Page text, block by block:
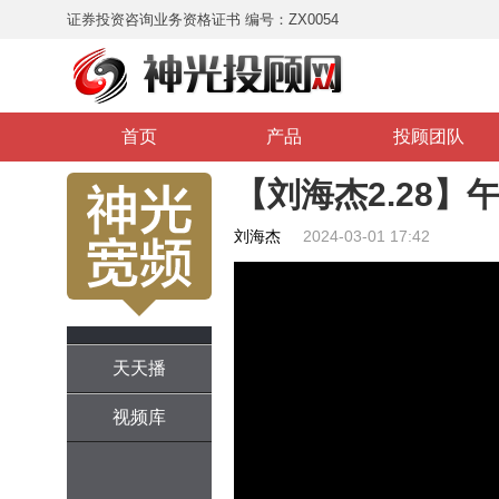
证券投资咨询业务资格证书 编号：ZX0054
首页 产品 投顾团队
天天播
视频库
【刘海杰2.28】
刘海杰 2024-03-01 17:42